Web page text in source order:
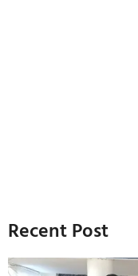
Recent Post